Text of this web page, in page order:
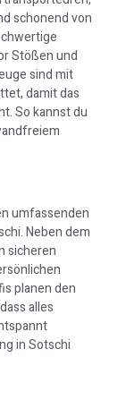
schonend von
Stößen und
sind mit
damit das
So kannst du
umfassenden
Neben dem
sicheren
planen den
alles
in Sotschi